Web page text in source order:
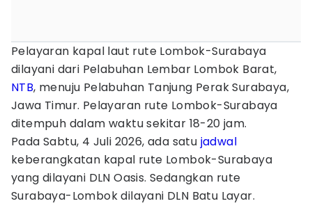
Pelayaran kapal laut rute Lombok-Surabaya
dilayani dari Pelabuhan Lembar Lombok Barat,
NTB, menuju Pelabuhan Tanjung Perak Surabaya,
Jawa Timur. Pelayaran rute Lombok-Surabaya
ditempuh dalam waktu sekitar 18-20 jam.
Pada Sabtu, 4 Juli 2026, ada satu jadwal
keberangkatan kapal rute Lombok-Surabaya
yang dilayani DLN Oasis. Sedangkan rute
Surabaya-Lombok dilayani DLN Batu Layar.